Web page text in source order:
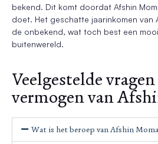
bekend. Dit komt doordat Afshin
doet. Het geschatte jaarinkomen van
de onbekend, wat toch best een
buitenwereld.
Veelgestelde
vermogen van
Wat is het beroep van Afshin